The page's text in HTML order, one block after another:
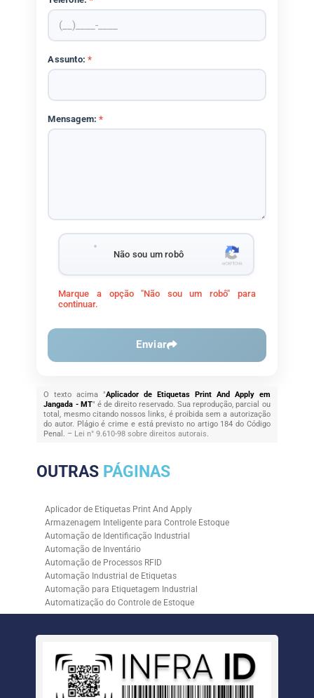
Assunto:*
Mensagem:*
Não sou um robô
Marque a opção "Não sou um robô" para
continuar.
Enviar
O texto acima "Aplicador de Etiquetas Print And Apply em
Jangada - MT" é de direito reservado. Sua reprodução, parcial ou
total, mesmo citando nossos links, é proibida sem a autorização
do autor. Plágio é crime e está previsto no artigo 184 do Código
Penal. – Lei n° 9.610-98 sobre direitos autorais.
OUTRAS PÁGINAS
Aplicador de Etiquetas Print And Apply
Armazenagem Inteligente para Controle Estoque
Automação de Identificação Industrial
Automação de Inventário
Automação de Processos RFID
Automação Industrial de Etiquetas
Automação para Etiquetagem Industrial
Automatização do Controle de Estoque
Controle de Estoque com RFID
Empresa de Automação para Processos Logísticos
Empresa de Rastreabilidade Industrial
Empresa de Soluções para Etiquetagem
Empresa Especializada em Inventário de Estoque